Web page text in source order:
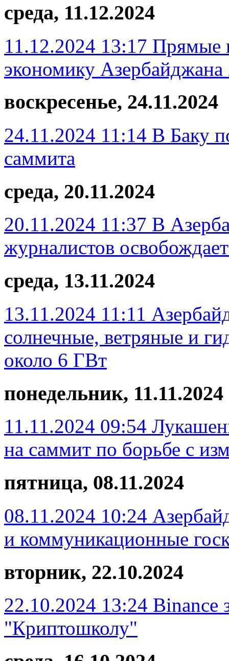
среда, 11.12.2024
11.12.2024 13:17 Прямые
экономику
воскресенье, 24.11.2024
24.11.2024 11:14 В Баку
саммита
среда, 20.11.2024
20.11.2024 11:37 В
журналистов
среда, 13.11.2024
13.11.2024 11:11
солнечные, ветряные и
около 6 ГВт
понедельник, 11.11.2024
11.11.2024 09:54
на саммит по борьбе с
пятница, 08.11.2024
08.11.2024 10:24
и коммуникационные
вторник, 22.10.2024
22.10.2024 13:24 Binance
"Криптошколу"